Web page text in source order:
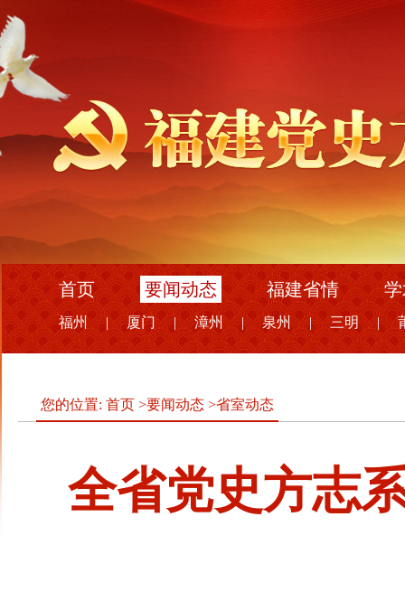
首页 要闻动态 福建省情
福州 | 厦门 | 漳州 | 泉州 | 三明 |
您的位置: 首页 >要闻动态 >省室动态
全省党史方志